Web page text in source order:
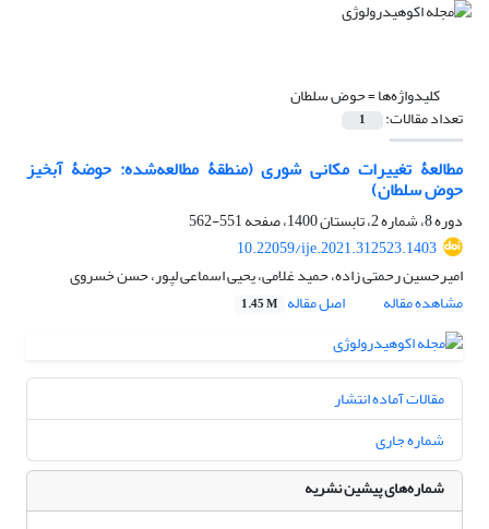
کلیدواژه‌ها =حوض سلطان
تعداد مقالات: 1
مطالعۀ تغییرات مکانی شوری (منطقۀ ‌مطالعه‌شده: حوضۀ آبخیز
حوض سلطان)
دوره 8، شماره 2، تابستان 1400، صفحه
551-562
10.22059/ije.2021.312523.1403
امیرحسین رحمتی زاده، حمید غلامی، یحیی اسماعی ل‏پور، حسن خسروی
مشاهده مقاله
اصل مقاله 1.45 M
مقالات آماده انتشار
شماره جاری
شماره‌های پیشین نشریه